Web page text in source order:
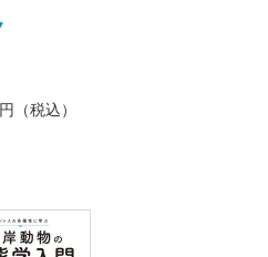
（税込）